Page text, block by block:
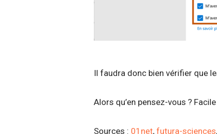
Il faudra donc bien vérifier que
Alors qu’en pensez-vous ?
Sources : 01net, futura-sciences,